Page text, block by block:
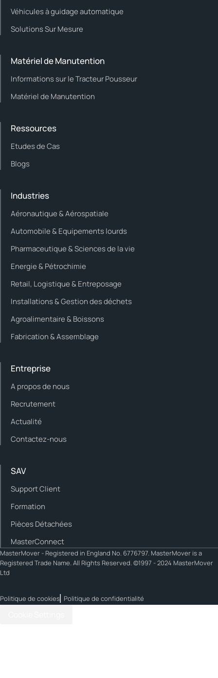
Véhicules à guidage automatique
Solutions Sur Mesure
Matériel de Manutention
Informations sur le Tracteur Pousseur
Matériel de Manutention
Ressources
Etudes de Cas
Blogs
Industries
Aéronautique & Aérospatiale
Automobile & Equipements lourds
Pharmaceutique & Sciences de la vie
Energie & Pétrochimie
Retail, Logistique & Entreposage
Installations & Gestion des déchets
Agroalimentaire & Boissons
Fabrication & Assemblage
Entreprise
A propos de nous
Recrutement
Actualité
Contactez-nous
SAV
Support Client
Formation
Pièces Détachées
MasterConnect
MasterMover - Registered in England No. 6776797. MasterMover is a
Registered Trade Name. All Rights Reserved. ©1997 - 2024 MasterMover
Ltd
Politique de cookies Politique de confidentialité